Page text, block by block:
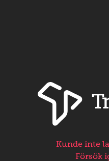
Kunde inte
Försök